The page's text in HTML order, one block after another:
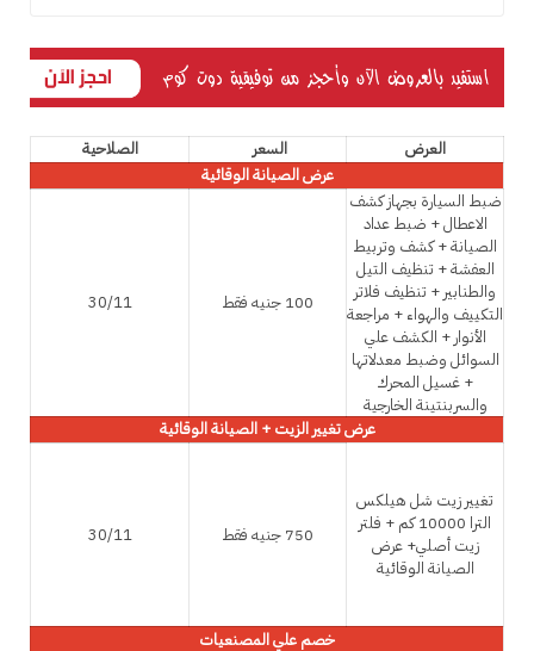
العرض السعر
الصلاحية
عرض الصيانة الوقائية
ضبط السيارة بجهاز كشف
الاعطال + ضبط عداد
الصيانة + كشف وتربيط
العفشة + تنظيف التيل
والطنابير + تنظيف فلاتر
التكييف والهواء + مراجعة
الأنوار + الكشف علي
السوائل وضبط معدلاتها
+ غسيل المحرك
والسربنتينة الخارجية
100 جنيه فقط 30/11
عرض تغيير الزيت + الصيانة الوقائية
تغيير زيت شل هيلكس
الترا 10000 كم + فلتر
زيت أصلي+ عرض
الصيانة الوقائية
750 جنيه فقط 30/11
خصم علي المصنعيات